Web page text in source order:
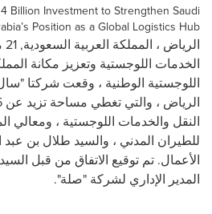
Billion Investment to Strengthen Saudi
Position as a Global Logistics Hub
الرياض ، المملكة العربية السعودية,21 مارس / آذار 2025
اللوجستية الوطنية ، وقعت شركتا
النقل والخدمات اللوجستية ، ومعالي
للطيران المدني ، والسيد طلال بن
الأعمال. تم توقيع الاتفاق من قبل
المدير الإداري لشركة "صلة".